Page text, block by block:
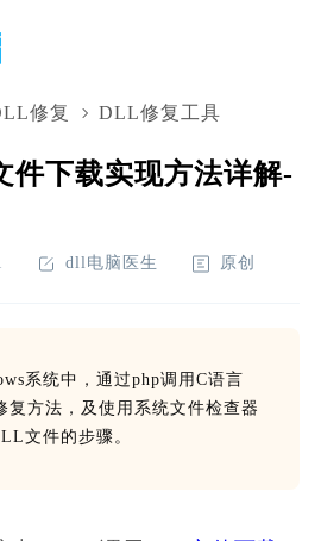
修复 DLL修复工具
件下载实现方法详解-
dll电脑医生 原创
系统中，通过php调用C语言
方法，及使用系统文件检查器
文件的步骤。